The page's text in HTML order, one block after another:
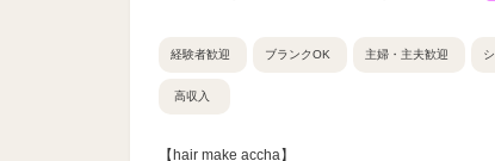
経験者歓迎 ブランクOK 主婦・主夫歓迎
高収入
【hair make accha】